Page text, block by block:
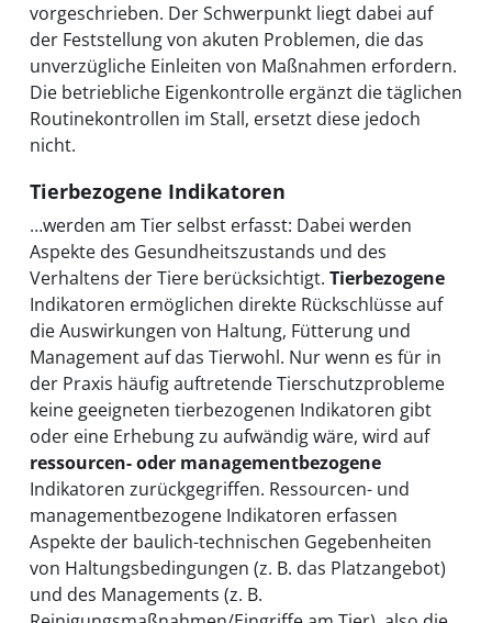
vorgeschrieben. Der Schwerpunkt liegt dabei auf
der Feststellung von akuten Problemen, die das
unverzügliche Einleiten von Maßnahmen erfordern.
Die betriebliche Eigenkontrolle ergänzt die täglichen
Routinekontrollen im Stall, ersetzt diese jedoch
nicht.
Tierbezogene Indikatoren
…werden am Tier selbst erfasst: Dabei werden
Aspekte des Gesundheitszustands und des
Verhaltens der Tiere berücksichtigt. Tierbezogene
Indikatoren ermöglichen direkte Rückschlüsse auf
die Auswirkungen von Haltung, Fütterung und
Management auf das Tierwohl. Nur wenn es für in
der Praxis häufig auftretende Tierschutzprobleme
keine geeigneten tierbezogenen Indikatoren gibt
oder eine Erhebung zu aufwändig wäre, wird auf
ressourcen- oder managementbezogene
Indikatoren zurückgegriffen. Ressourcen- und
managementbezogene Indikatoren erfassen
Aspekte der baulich-technischen Gegebenheiten
von Haltungsbedingungen (z. B. das Platzangebot)
und des Managements (z. B.